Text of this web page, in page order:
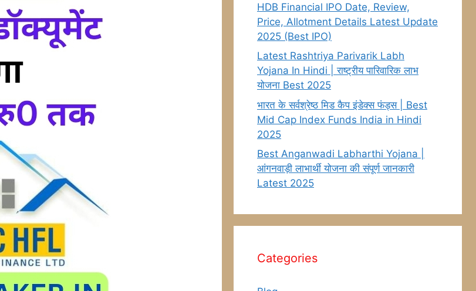
HDB Financial IPO Date, Review,
Price, Allotment Details Latest Update
2025 (Best IPO)
Latest Rashtriya Parivarik Labh
Yojana In Hindi | राष्ट्रीय पारिवारिक लाभ
योजना Best 2025
भारत के सर्वश्रेष्ठ मिड कैप इंडेक्स फंड्स | Best
Mid Cap Index Funds India in Hindi
2025
Best Anganwadi Labharthi Yojana |
आंगनवाड़ी लाभार्थी योजना की संपूर्ण जानकारी
Latest 2025
Categories